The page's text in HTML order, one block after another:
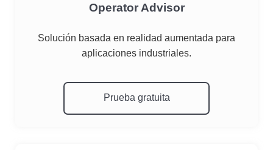
Operator Advisor
Solución basada en realidad aumentada para
aplicaciones industriales.
Prueba gratuita